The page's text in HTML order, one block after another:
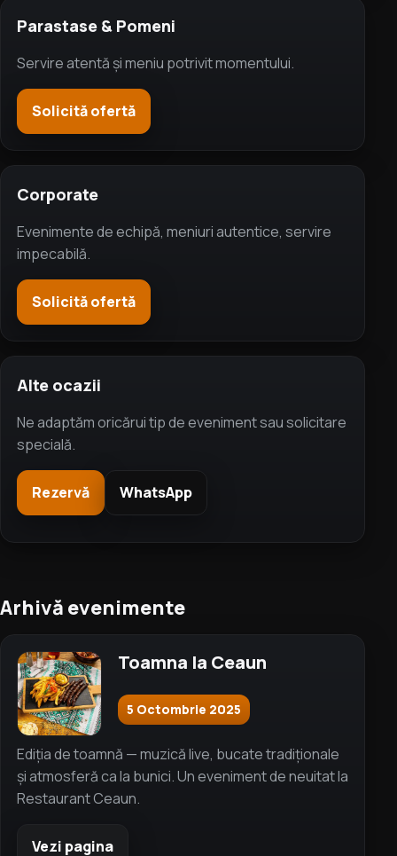
Parastase & Pomeni
Servire atentă și meniu potrivit momentului.
Solicită ofertă
Corporate
Evenimente de echipă, meniuri autentice, servire
impecabilă.
Solicită ofertă
Alte ocazii
Ne adaptăm oricărui tip de eveniment sau solicitare
specială.
Rezervă WhatsApp
Arhivă evenimente
Toamna la Ceaun
5 Octombrie 2025
Ediția de toamnă — muzică live, bucate tradiționale
și atmosferă ca la bunici. Un eveniment de neuitat la
Restaurant Ceaun.
Vezi pagina